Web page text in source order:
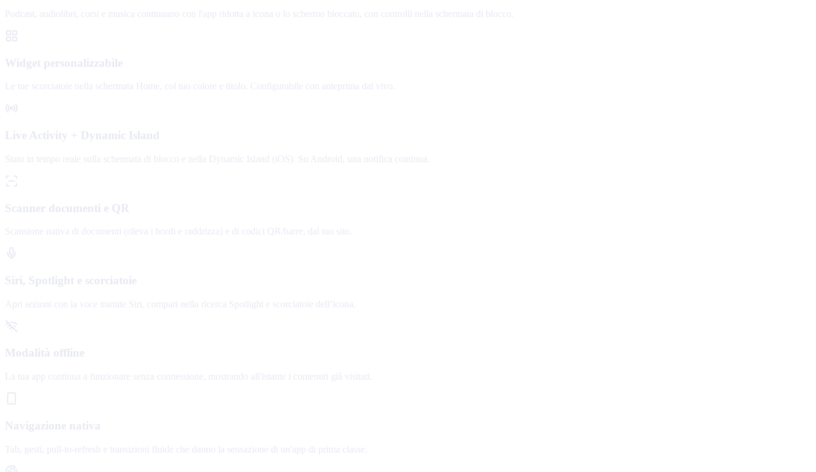
Podcast, audiolibri, corsi e musica continuano con l'app ridotta a icona o lo schermo bloccato, con controlli nella schermata di blocco.
Widget personalizzabile
Le tue scorciatoie nella schermata Home, col tuo colore e titolo. Configurabile con anteprima dal vivo.
Live Activity + Dynamic Island
Stato in tempo reale sulla schermata di blocco e nella Dynamic Island (iOS). Su Android, una notifica continua.
Scanner documenti e QR
Scansione nativa di documenti (rileva i bordi e raddrizza) e di codici QR/barre, dal tuo sito.
Siri, Spotlight e scorciatoie
Apri sezioni con la voce tramite Siri, compari nella ricerca Spotlight e scorciatoie dell’icona.
Modalità offline
La tua app continua a funzionare senza connessione, mostrando all'istante i contenuti già visitati.
Navigazione nativa
Tab, gesti, pull-to-refresh e transizioni fluide che danno la sensazione di un'app di prima classe.